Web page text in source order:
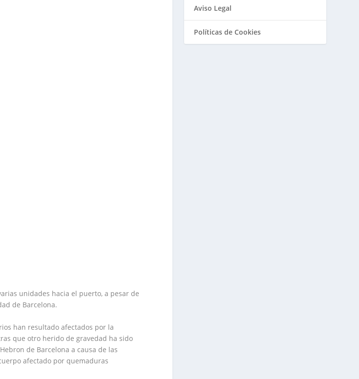
unidades hacia el puerto, a pesar de
de Barcelona.
han resultado afectados por la
que otro herido de gravedad ha sido
de Barcelona a causa de las
afectado por quemaduras
Aviso Legal
Políticas de Cookies